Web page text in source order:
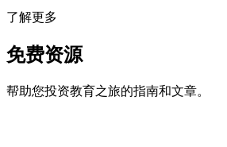
了解更多
免费资源
帮助您投资教育之旅的指南和文章。